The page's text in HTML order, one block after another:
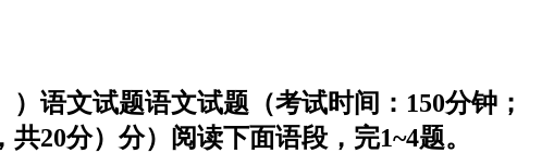
语文试题语文试题（考试时间：150分钟；
20分）分）阅读下面语段，完1~4题。